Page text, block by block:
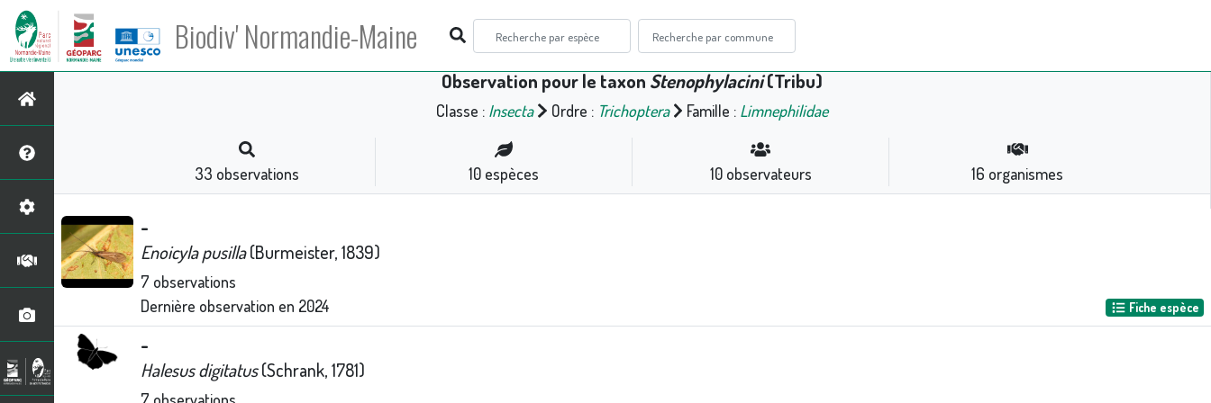
Biodiv' Normandie-Maine
Observation pour le taxon Stenophylacini(Tribu)
Classe : Insecta Ordre : Trichoptera Famille : Limnephilidae
33 observations 10espèces 10observateurs 16 organismes
-
Enoicyla pusilla(Burmeister, 1839)
7 observations
Dernière observation en 2024 Fiche espèce
-
Halesus digitatus(Schrank, 1781)